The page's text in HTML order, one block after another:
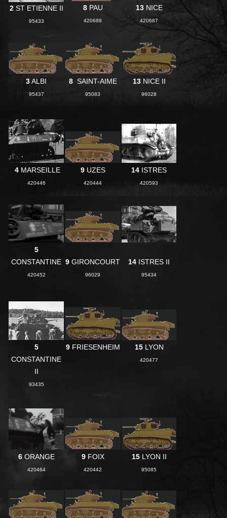
2 ST ETIENNE II
95433
8PAU
420689
13NICE
420687
3ALBI
95437
8 SAINT-AIME
95083
13NICE II
96028
4MARSEILLE
420446
9 UZES
420444
14 ISTRES
420593
5
CONSTANTINE
420452
9 GIRONCOURT
96029
14 ISTRES II
95434
5
CONSTANTINE
II
93435
9 FRIESENHEIM 15LYON
420477
6ORANGE
420464
9 FOIX
420442
15LYON II
95085